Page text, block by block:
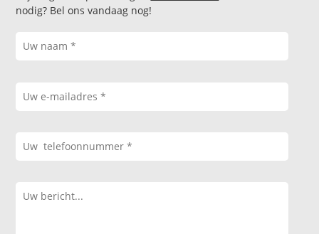
nodig? Bel ons vandaag nog!